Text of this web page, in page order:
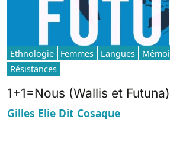
Ethnologie Femmes Langues
Résistances
1+1=Nous (Wallis et Futuna)
Gilles Elie Dit Cosaque